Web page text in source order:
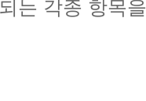
는 각종 항목